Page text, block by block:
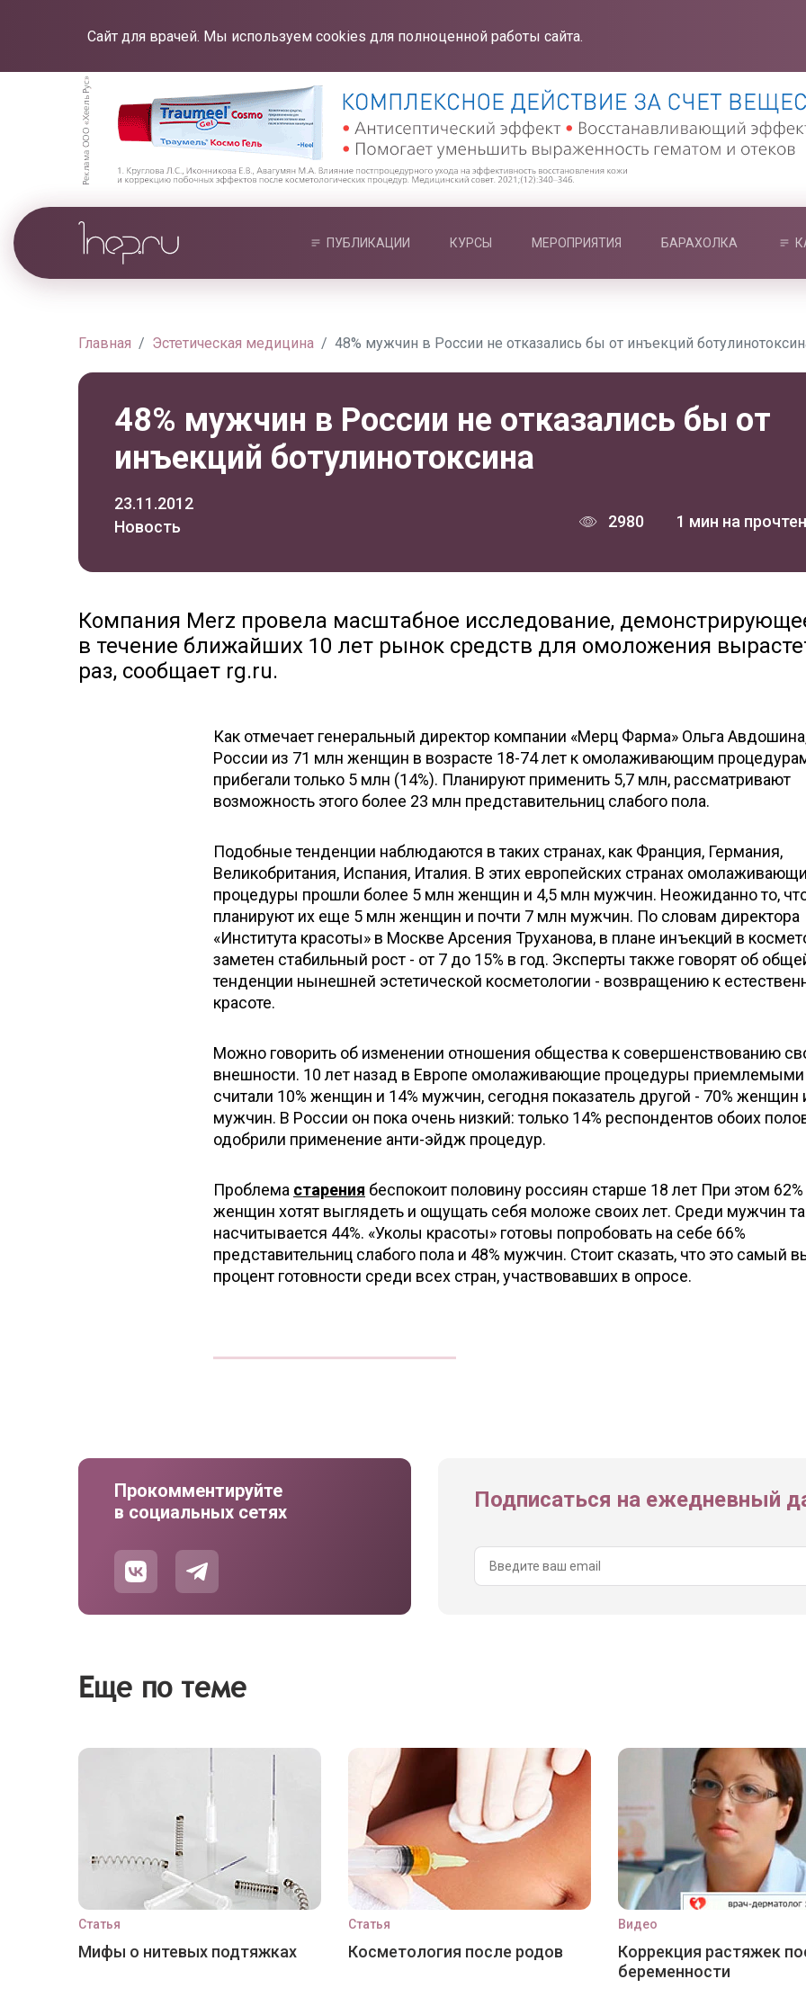
Сайт для врачей. Мы используем cookies для полноценной работы сайта.
ПУБЛИКАЦИИ КУРСЫ МЕРОПРИЯТИЯ БАРАХОЛКА
Главная Эстетическая медицина 48% мужчин в России не отказались бы от инъекций
48% мужчин в России не отказались бы от
инъекций ботулинотоксина
23.11.2012
Новость
2980 1 мин на
Компания Merz провела масштабное исследование,
в течение ближайших 10 лет рынок средств для омоложения
раз, сообщает rg.ru.
Как отмечает генеральный директор компании «Мерц Фарма» Ольга
России из 71 млн женщин в возрасте 18-74 лет к омолаживающим
прибегали только 5 млн (14%). Планируют применить 5,7 млн, рассматривают
возможность этого более 23 млн представительниц слабого пола.
Подобные тенденции наблюдаются в таких странах, как Франция, Германия,
Великобритания, Испания, Италия. В этих европейских странах
процедуры прошли более 5 млн женщин и 4,5 млн мужчин. Неожиданно то,
планируют их еще 5 млн женщин и почти 7 млн мужчин. По словам директора
«Института красоты» в Москве Арсения Труханова, в плане инъекций в
заметен стабильный рост - от 7 до 15% в год. Эксперты также говорят об
тенденции нынешней эстетической косметологии - возвращению к
красоте.
Можно говорить об изменении отношения общества к совершенствованию
внешности. 10 лет назад в Европе омолаживающие процедуры приемлемыми
считали 10% женщин и 14% мужчин, сегодня показатель другой - 70% женщин
мужчин. В России он пока очень низкий: только 14% респондентов обоих
одобрили применение анти-эйдж процедур.
Проблема старения беспокоит половину россиян старше 18 лет При этом 62%
женщин хотят выглядеть и ощущать себя моложе своих лет. Среди мужчин
насчитывается 44%. «Уколы красоты» готовы попробовать на себе 66%
представительниц слабого пола и 48% мужчин. Стоит сказать, что это самый
процент готовности среди всех стран, участвовавших в опросе.
Прокомментируйте
в социальных сетях
Подписаться на ежедневный
Еще по теме
Статья
Мифы о нитевых подтяжках
Статья
Косметология после родов
Видео
Коррекция растяжек
беременности